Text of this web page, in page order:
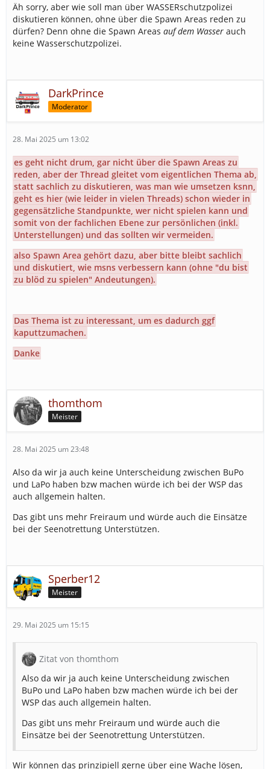
Äh sorry, aber wie soll man über WASSERschutzpolizei
diskutieren können, ohne über die Spawn Areas reden zu
dürfen? Denn ohne die Spawn Areas auf dem Wasser auch
keine Wasserschutzpolizei.
DarkPrince
Moderator
28. Mai 2025 um 13:02
es geht nicht drum, gar nicht über die Spawn Areas zu
reden, aber der Thread gleitet vom eigentlichen Thema ab,
statt sachlich zu diskutieren, was man wie umsetzen ksnn,
geht es hier (wie leider in vielen Threads) schon wieder in
gegensätzliche Standpunkte, wer nicht spielen kann und
somit von der fachlichen Ebene zur persönlichen (inkl.
Unterstellungen) und das sollten wir vermeiden.
also Spawn Area gehört dazu, aber bitte bleibt sachlich
und diskutiert, wie msns verbessern kann (ohne "du bist
zu blöd zu spielen" Andeutungen).
Das Thema ist zu interessant, um es dadurch ggf
kaputtzumachen.
Danke
thomthom
Meister
28. Mai 2025 um 23:48
Also da wir ja auch keine Unterscheidung zwischen BuPo
und LaPo haben bzw machen würde ich bei der WSP das
auch allgemein halten.
Das gibt uns mehr Freiraum und würde auch die Einsätze
bei der Seenotrettung Unterstützen.
Sperber12
Meister
29. Mai 2025 um 15:15
Zitat von thomthom
Also da wir ja auch keine Unterscheidung zwischen
BuPo und LaPo haben bzw machen würde ich bei der
WSP das auch allgemein halten.
Das gibt uns mehr Freiraum und würde auch die
Einsätze bei der Seenotrettung Unterstützen.
Wir können das prinzipiell gerne über eine Wache lösen,